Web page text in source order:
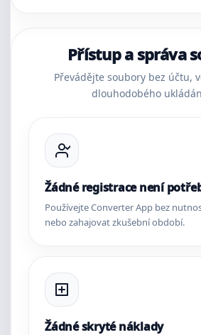
Přístup a správa
Převádějte soubory bez účtu,
dlouhodobého
Žádné registrace není
Používejte Converter App bez
nebo zahajovat zkušební období.
Žádné skryté náklady